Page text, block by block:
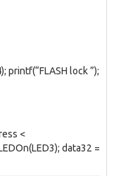
printf(“FLASH lock ”);
<
data32 =